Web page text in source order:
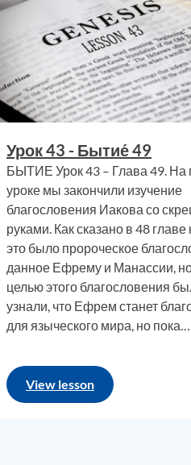
что
все из
ми,
кроме
или
на
Урок 43 - Бытие́ 49
БЫТИЕ Урок 43 – Глава 49.
уроке мы закончили изучение
благословения Иакова со
руками. Как сказано в 48
это было пророческое
данное Ефрему и Манассии,
целью этого благословения
узнали, что Ефрем станет
для языческого мира, но пока…
View lesson